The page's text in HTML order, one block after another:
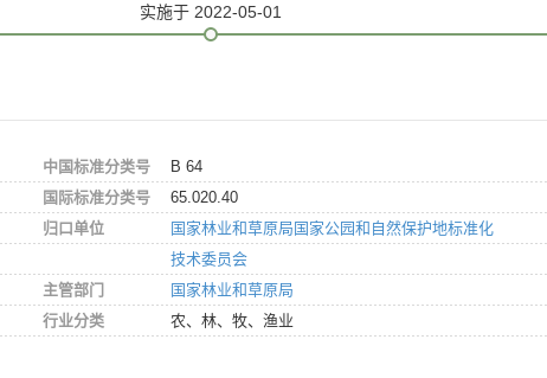
实施于 2022-05-01
中国标准分类号
B 64
国际标准分类号
65.020.40
归口单位
国家林业和草原局国家公园和自然保护地标准化
技术委员会
主管部门
国家林业和草原局
行业分类
农、林、牧、渔业